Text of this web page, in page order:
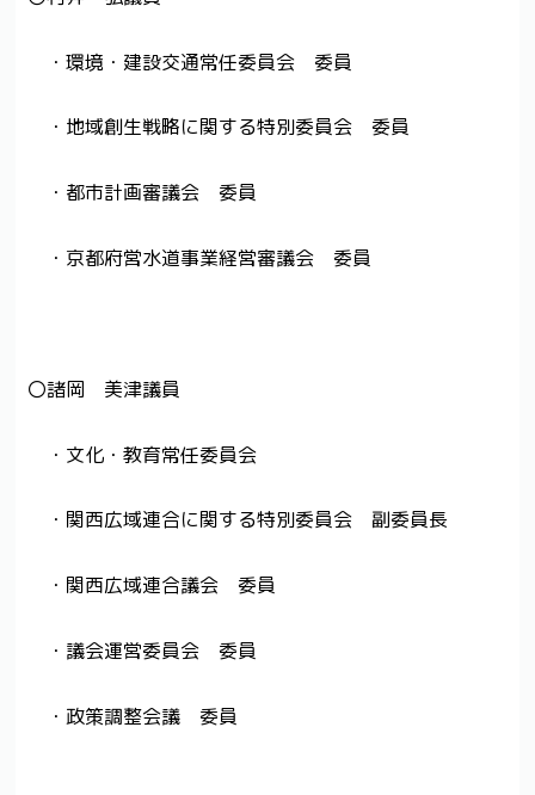
・環境・建設交通常任委員会 委員
・地域創生戦略に関する特別委員会 委員
・都市計画審議会 委員
・京都府営水道事業経営審議会 委員
〇諸岡 美津議員
・文化・教育常任委員会
・関西広域連合に関する特別委員会 副委員長
・関西広域連合議会 委員
・議会運営委員会 委員
・政策調整会議 委員